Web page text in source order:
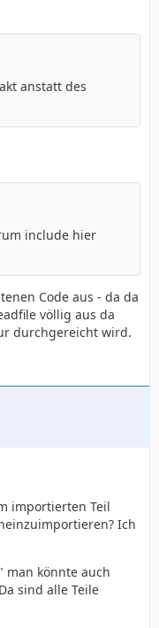
anstatt des
include hier
Code aus - da da
völlig aus da
durchgereicht wird.
importierten Teil
Ich
man könnte auch
sind alle Teile